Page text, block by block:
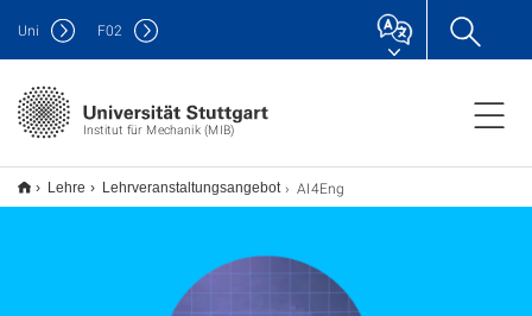
Institut für Mechanik (MIB)
Uni F02
Lehre Lehrveranstaltungsangebot AI4Eng